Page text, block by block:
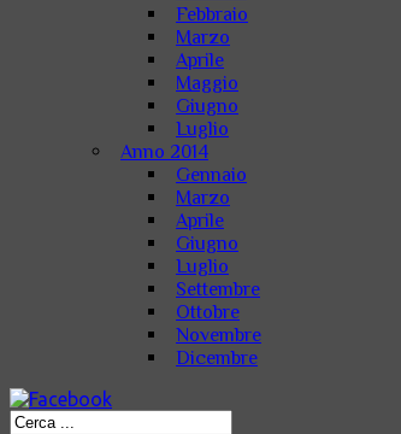
Febbraio
Marzo
Aprile
Maggio
Giugno
Luglio
Anno 2014
Gennaio
Marzo
Aprile
Giugno
Luglio
Settembre
Ottobre
Novembre
Dicembre